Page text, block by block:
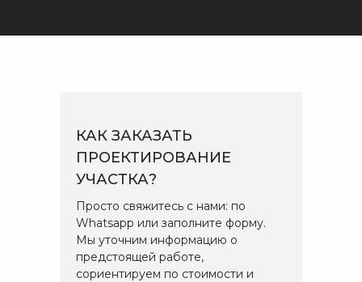
КАК ЗАКАЗАТЬ
ПРОЕКТИРОВАНИЕ
УЧАСТКА?
Просто свяжитесь с нами: по
Whatsapp или заполните форму.
Мы уточним информацию о
предстоящей работе,
сориентируем по стоимости и